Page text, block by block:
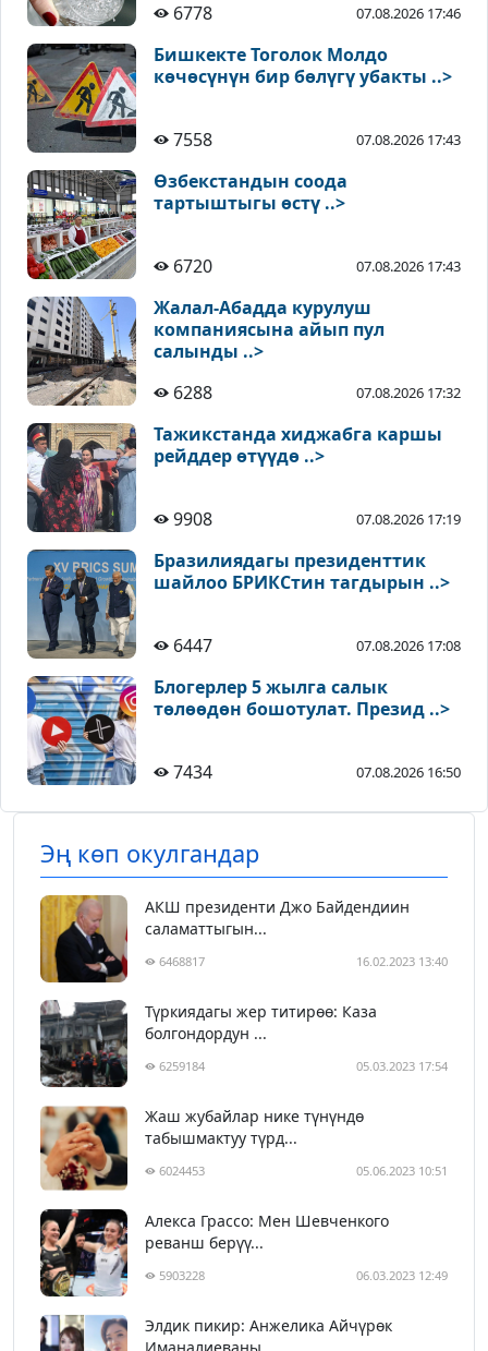
6778 07.08.2026 17:46
Бишкекте Тоголок Молдо
көчөсүнүн бир бөлүгү убакты ..>
7558 07.08.2026 17:43
Өзбекстандын соода
тартыштыгы өстү ..>
6720 07.08.2026 17:43
Жалал-Абадда курулуш
компаниясына айып пул
салынды ..>
6288
07.08.2026 17:32
Тажикстанда хиджабга каршы
рейддер өтүүдө ..>
9908 07.08.2026 17:19
Бразилиядагы президенттик
шайлоо БРИКСтин тагдырын ..>
6447 07.08.2026 17:08
Блогерлер 5 жылга салык
төлөөдөн бошотулат. Презид ..>
7434 07.08.2026 16:50
Эң көп окулгандар
АКШ президенти Джо Байдендиин
саламаттыгын...
6468817 16.02.2023 13:40
Түркиядагы жер титирөө: Каза
болгондордун ...
6259184 05.03.2023 17:54
Жаш жубайлар нике түнүндө
табышмактуу түрд...
6024453 05.06.2023 10:51
Алекса Грассо: Мен Шевченкого
реванш берүү...
5903228 06.03.2023 12:49
Элдик пикир: Анжелика Айчүрөк